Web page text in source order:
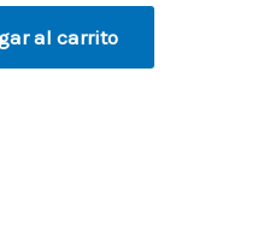
al carrito